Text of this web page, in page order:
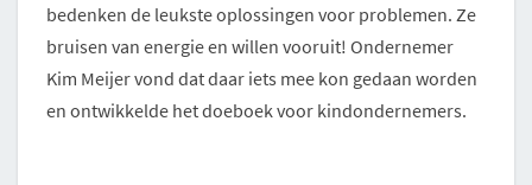
bedenken de leukste oplossingen voor problemen. Ze
bruisen van energie en willen vooruit! Ondernemer
Kim Meijer vond dat daar iets mee kon gedaan worden
en ontwikkelde het doeboek voor kindondernemers.